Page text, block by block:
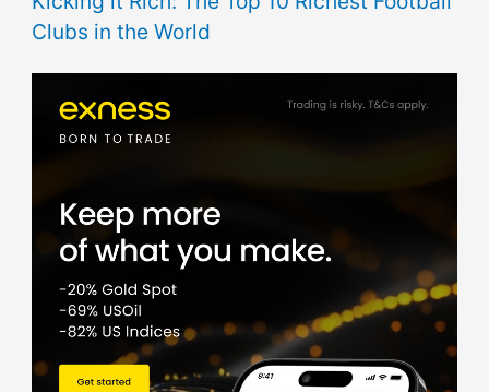
Clubs in the World